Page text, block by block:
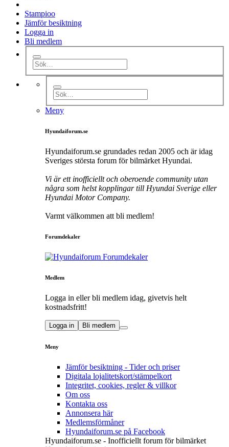
Stampioo
Jämför besiktning
Logga in
Bli medlem
Meny
Hyundaiforum.se
Hyundaiforum.se grundades redan 2005 och är idag
Sveriges största forum för bilmärket Hyundai.
Vi är ett inofficiellt och oberoende community utan
några som helst kopplingar till Hyundai Sverige eller
Hyundai Motor Company.
Varmt välkommen att bli medlem!
Forumdekaler
Medlem
Logga in eller bli medlem idag, givetvis helt
kostnadsfritt!
Logga in Bli medlem
Meny
Jämför besiktning - Tider och priser
Digitala lojalitetskort/stämpelkort
Integritet, cookies, regler & villkor
Om oss
Kontakta oss
Annonsera här
Medlemsförmåner
Hyundaiforum.se på Facebook
Hyundaiforum.se - Inofficiellt forum för bilmärket